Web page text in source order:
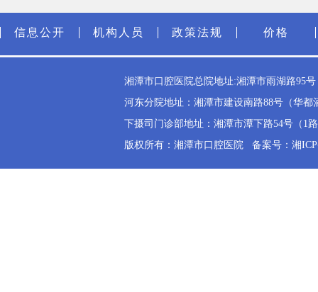
信息公开 机构人员 政策法规 价格
湘潭市口腔医院总院地址:湘潭市雨湖路95
河东分院地址：湘潭市建设南路88号（华都
下摄司门诊部地址：湘潭市潭下路54号（1
版权所有：湘潭市口腔医院 备案号：湘